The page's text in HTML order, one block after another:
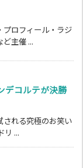
プロフィール・ラジ
主催 ...
デコルテが決勝
される究極のお笑い
リ ...